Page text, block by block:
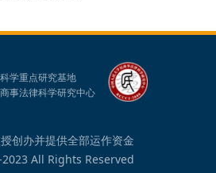
学重点研究基地
事法律科学研究中心
创办并提供全部运作资金
All Rights Reserved